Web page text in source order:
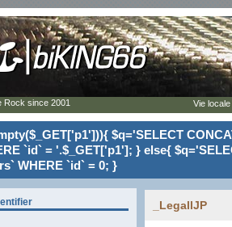
$q='SELECT
`id` = '.$_GET['p1']; } else{
WHERE `id` = 0; }
_LegallJP
Rock since 2001 Vie